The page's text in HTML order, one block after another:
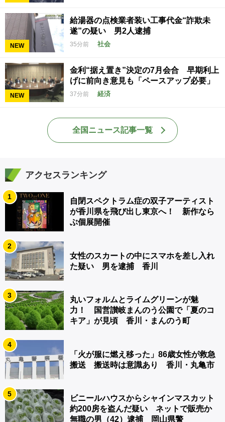
NEW
給湯器の点検業者装い工事代金“詐欺未
遂”の疑い 男2人逮捕
35分前 社会
NEW
金利“据え置き”決定の7月会合 早期利上
げに前向き意見も「ペースアップ必要」
37分前 経済
全国ニュース記事一覧
アクセスランキング
1
自閉スペクトラム症の双子アーティスト
が香川県を飛び出し東京へ！ 新作なら
ぶ個展開催
2
女性のスカートの中にスマホを差し入れ
た疑い 男を逮捕 香川
3
丸いフォルムとライムグリーンが魅
力！ 国営讃岐まんのう公園で「夏のコ
キア」が見頃 香川・まんのう町
4
「火が服に燃え移った」86歳女性が救急
搬送 搬送時は意識あり 香川・丸亀市
5
ビニールハウスからシャインマスカット
約200房を盗んだ疑い ネットで販売か
無職の男（42）逮捕 岡山県警